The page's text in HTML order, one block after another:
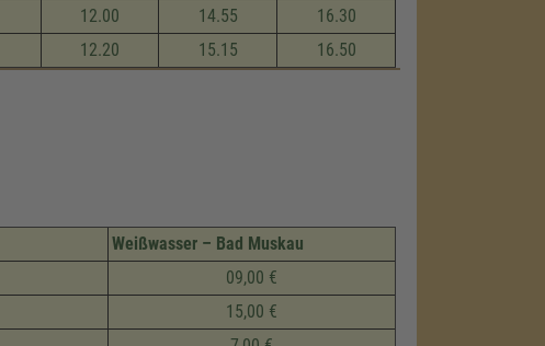
12.00 14.55
16.30
12.20 15.15 16.50
Weißwasser – Bad Muskau
09,00 €
15,00 €